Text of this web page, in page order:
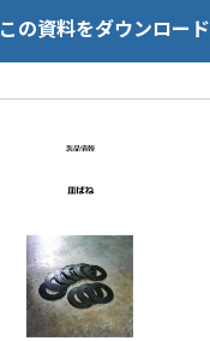
この資料をダウンロード